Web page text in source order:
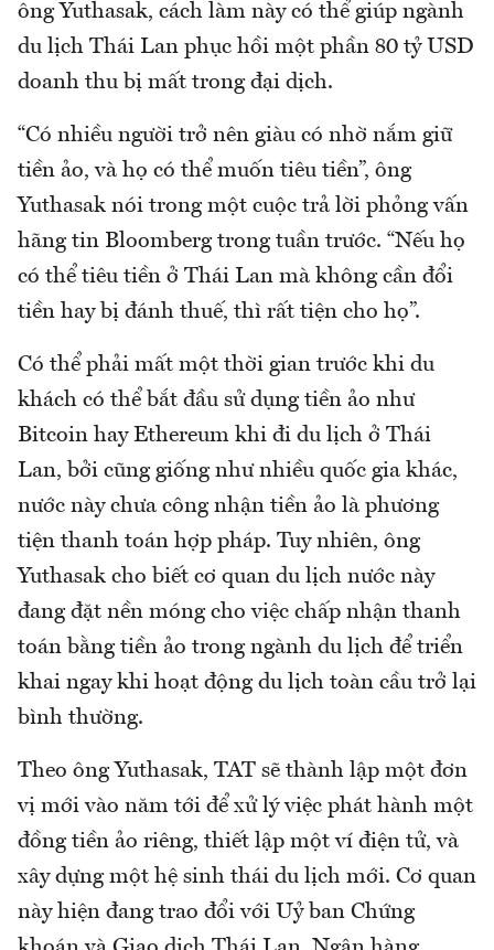
ông Yuthasak, cách làm này có thể giúp ngành
du lịch Thái Lan phục hồi một phần 80 tỷ USD
doanh thu bị mất trong đại dịch.
“Có nhiều người trở nên giàu có nhờ nắm giữ
tiền ảo, và họ có thể muốn tiêu tiền”, ông
Yuthasak nói trong một cuộc trả lời phỏng vấn
hãng tin Bloomberg trong tuần trước. “Nếu họ
có thể tiêu tiền ở Thái Lan mà không cần đổi
tiền hay bị đánh thuế, thì rất tiện cho họ”.
Có thể phải mất một thời gian trước khi du
khách có thể bắt đầu sử dụng tiền ảo như
Bitcoin hay Ethereum khi đi du lịch ở Thái
Lan, bởi cũng giống như nhiều quốc gia khác,
nước này chưa công nhận tiền ảo là phương
tiện thanh toán hợp pháp. Tuy nhiên, ông
Yuthasak cho biết cơ quan du lịch nước này
đang đặt nền móng cho việc chấp nhận thanh
toán bằng tiền ảo trong ngành du lịch để triển
khai ngay khi hoạt động du lịch toàn cầu trở lại
bình thường.
Theo ông Yuthasak, TAT sẽ thành lập một đơn
vị mới vào năm tới để xử lý việc phát hành một
đồng tiền ảo riêng, thiết lập một ví điện tử, và
xây dựng một hệ sinh thái du lịch mới. Cơ quan
này hiện đang trao đổi với Uỷ ban Chứng